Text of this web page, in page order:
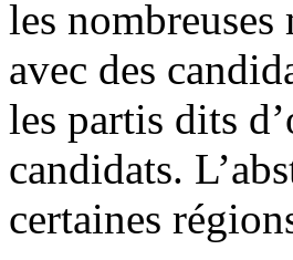
les
avec des
les partis dits
candidats.
certaines